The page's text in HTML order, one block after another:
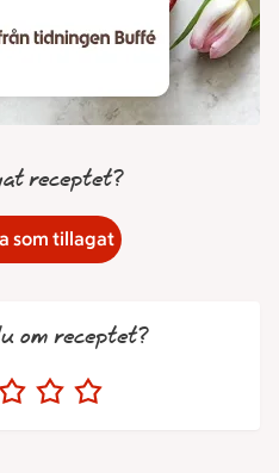
receptet?
som tillagat
om receptet?